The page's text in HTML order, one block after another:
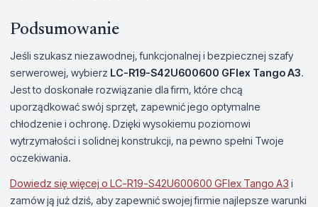
Podsumowanie
Jeśli szukasz niezawodnej, funkcjonalnej i bezpiecznej szafy
serwerowej, wybierz LC-R19-S42U600600 GFlex Tango A3.
Jest to doskonałe rozwiązanie dla firm, które chcą
uporządkować swój sprzęt, zapewnić jego optymalne
chłodzenie i ochronę. Dzięki wysokiemu poziomowi
wytrzymałości i solidnej konstrukcji, na pewno spełni Twoje
oczekiwania.
Dowiedz się więcej o LC-R19-S42U600600 GFlex Tango A3 i
zamów ją już dziś, aby zapewnić swojej firmie najlepsze warunki